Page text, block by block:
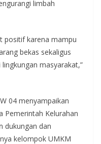
limbah
positif karena mampu
bekas sekaligus
masyarakat,”
04 menyampaikan
Pemerintah Kelurahan
dukungan dan
kelompok UMKM